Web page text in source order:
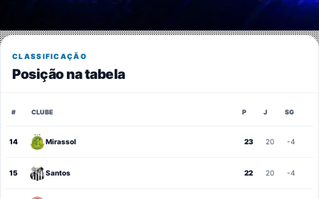
CLASSIFICAÇÃO
Posição na tabela
# CLUBE P J SG
14 Mirassol 23 20 -4
15 Santos 22 20 -4